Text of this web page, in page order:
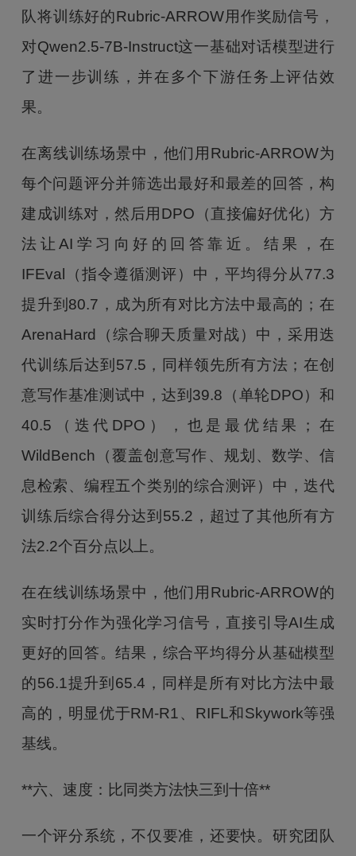
队将训练好的Rubric-ARROW用作奖励信号，
对Qwen2.5-7B-Instruct这一基础对话模型进行
了进一步训练，并在多个下游任务上评估效
果。
在离线训练场景中，他们用Rubric-ARROW为
每个问题评分并筛选出最好和最差的回答，构
建成训练对，然后用DPO（直接偏好优化）方
法让AI学习向好的回答靠近。结果，在
IFEval（指令遵循测评）中，平均得分从77.3
提升到80.7，成为所有对比方法中最高的；在
ArenaHard（综合聊天质量对战）中，采用迭
代训练后达到57.5，同样领先所有方法；在创
意写作基准测试中，达到39.8（单轮DPO）和
40.5（迭代DPO），也是最优结果；在
WildBench（覆盖创意写作、规划、数学、信
息检索、编程五个类别的综合测评）中，迭代
训练后综合得分达到55.2，超过了其他所有方
法2.2个百分点以上。
在在线训练场景中，他们用Rubric-ARROW的
实时打分作为强化学习信号，直接引导AI生成
更好的回答。结果，综合平均得分从基础模型
的56.1提升到65.4，同样是所有对比方法中最
高的，明显优于RM-R1、RIFL和Skywork等强
基线。
**六、速度：比同类方法快三到十倍**
一个评分系统，不仅要准，还要快。研究团队